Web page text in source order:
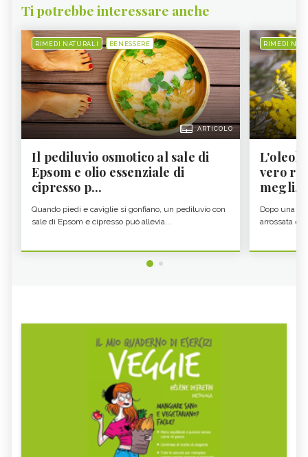
Ti potrebbe interessare anche
RIMEDI NATURALI BENESSERE
ARTICOLO
Il pediluvio osmotico al sale di
Epsom e olio essenziale di
cipresso p...
Quando piedi e caviglie si gonfiano, un pediluvio con
sale di Epsom e cipresso può allevia...
RIMEDI
vero re
megli...
Dopo una
arrossata e